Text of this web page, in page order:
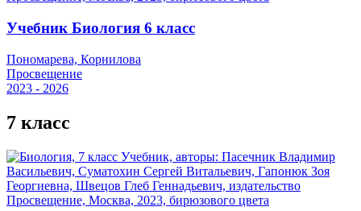
Учебник Биология 6 класс
Пономарева, Корнилова
Просвещение
2023 - 2026
7 класс